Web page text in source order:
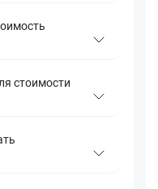
стоимости